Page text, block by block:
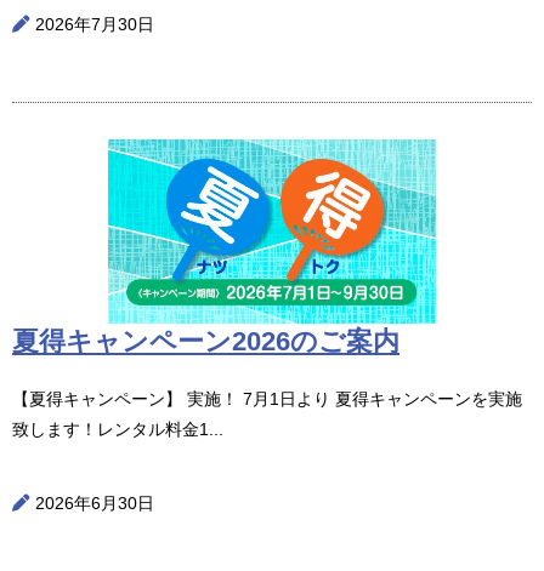
2026年7月30日
夏得キャンペーン2026のご案内
【夏得キャンペーン】 実施！ 7月1日より 夏得キャンペーンを実施
致します！レンタル料金1...
2026年6月30日